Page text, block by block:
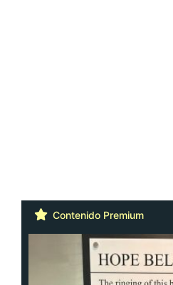
Contenido Premium